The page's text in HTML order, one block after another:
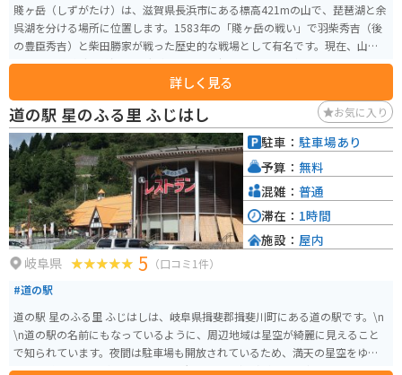
賤ヶ岳（しずがたけ）は、滋賀県長浜市にある標高421mの山で、琵琶湖と余
呉湖を分ける場所に位置します。1583年の「賤ヶ岳の戦い」で羽柴秀吉（後
の豊臣秀吉）と柴田勝家が戦った歴史的な戦場として有名です。現在、山頂
付近には戦跡碑や戦没者の碑があり、歴史好きの人々に人気のスポットで
からは琵琶湖や余呉湖、周囲の山々を一望できます。特に春の桜や秋の紅葉
のシーズンには、バイクで訪れる観光客にとっても絶景が楽しめる場所で
す。観光と自然の美しさ、歴史を堪能できるスポットとしておすすめです。リ
フトは片道500円で往復で900円で利用可能です。歩いて山頂することも可能
です。平日はとても空いているので、ゆっくりリフレッシュすることができ
ます。
詳しく見る
道の駅 星のふる里 ふじはし お気に入り
岐阜県 5 （口コミ1件）
#道の駅
道の駅 星のふる里 ふじはしは、岐阜県揖斐郡揖斐川町にある道の駅です。\n
\n道の駅の名前にもなっているように、周辺地域は星空が綺麗に見えること
で知られています。夜間は駐車場も開放されているため、満天の星空をゆっ
くりと眺めることができます。天体観測や星空撮影が趣味の方にもおすすめ
駐車： 駐車場あり
予算： 無料
混雑： 普通
滞在： 1時間
施設： 屋内